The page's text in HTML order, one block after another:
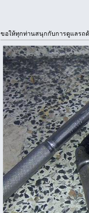
ขอให้ทุกท่านสนุกกับการดูแลรถ